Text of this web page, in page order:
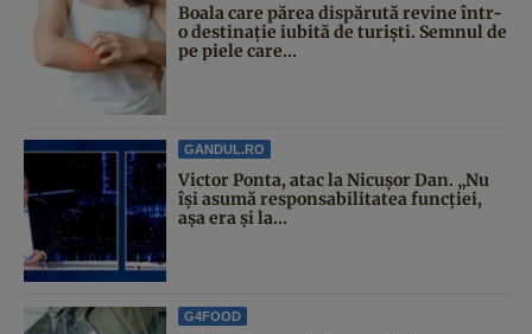
Boala care părea dispărută revine într-
o destinație iubită de turiști. Semnul de
pe piele care...
GANDUL.RO
Victor Ponta, atac la Nicușor Dan. „Nu
își asumă responsabilitatea funcției,
așa era și la...
G4FOOD